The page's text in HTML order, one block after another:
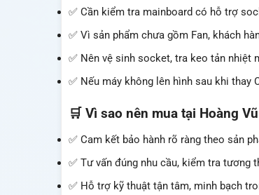
✅ Cần kiểm tra mainboard có hỗ trợ
✅ Vì sản phẩm chưa gồm Fan, khách
✅ Nên vệ sinh socket, tra keo tản
✅ Nếu máy không lên hình sau khi thay
🛒 Vì sao nên mua tại Hoàng
✅ Cam kết bảo hành rõ ràng theo sản
✅ Tư vấn đúng nhu cầu, kiểm tra tương
✅ Hỗ trợ kỹ thuật tận tâm, minh bạch